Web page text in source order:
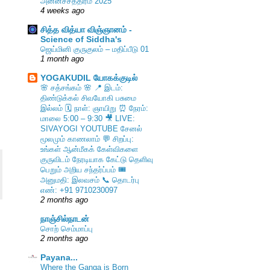
4 weeks ago
சித்த வித்யா விஞ்ஞானம் -
Science of Siddha's
ஜெய்மினி குருகுலம் – மதிப்பீடு 01
1 month ago
YOGAKUDIL யோகக்குடில்
🌸 சத்சங்கம் 🌸 📍 இடம்:
திண்டுக்கல் சிவயோகி பசுமை
இல்லம் 🗓️ நாள்: ஞாயிறு ⏰ நேரம்:
மாலை 5:00 – 9:30 🎥 LIVE:
SIVAYOGI YOUTUBE சேனல்
மூலமும் காணலாம் 💬 சிறப்பு:
உங்கள் ஆன்மீகக் கேள்விகளை
குருவிடம் நேரடியாக கேட்டு தெளிவு
பெறும் அறிய சந்தர்ப்பம் 🎟️
அனுமதி: இலவசம் 📞 தொடர்பு
எண்: +91 9710230097
2 months ago
நாஞ்சில்நாடன்
சொற் செம்மாப்பு
2 months ago
Payana...
Where the Ganga is Born